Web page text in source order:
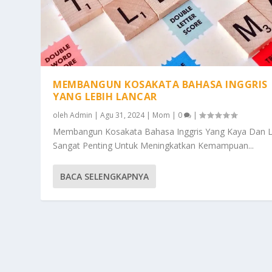
MEMBANGUN KOSAKATA BAHASA INGGRIS
YANG LEBIH LANCAR
olehAdmin |Agu 31, 2024| Mom | 0 |
Membangun Kosakata Bahasa Inggris Yang Kaya Dan
Sangat Penting Untuk Meningkatkan Kemampuan...
BACA SELENGKAPNYA